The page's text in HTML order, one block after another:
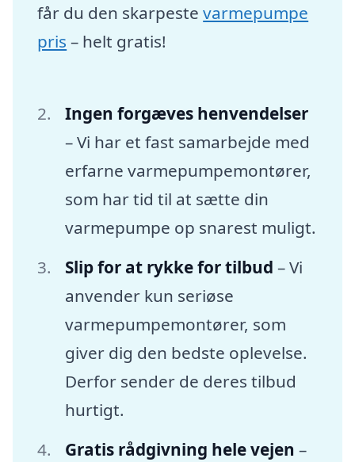
får du den skarpestevarmepumpe
pris – helt gratis!
Ingen forgæves henvendelser
– Vi har et fast samarbejde med
erfarne varmepumpemontører,
som har tid til at sætte din
varmepumpe op snarest muligt.
Slip for at rykke for tilbud – Vi
anvender kun seriøse
varmepumpemontører, som
giver dig den bedste oplevelse.
Derfor sender de deres tilbud
hurtigt.
Gratis rådgivning hele vejen –